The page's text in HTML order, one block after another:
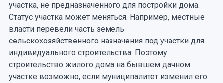
участка, не предназначенного для постройки дома.
Статус участка может меняться. Например, местные
власти перевели часть земель
сельскохозяйственного назначения под участки для
индивидуального строительства. Поэтому
строительство жилого дома на бывшем дачном
участке возможно, если муниципалитет изменил его